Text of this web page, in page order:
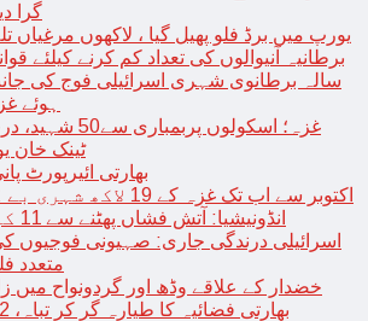
گرا دیا؛ 85
یورپ میں برڈ فلو پھیل گیا ، لاکھوں مرغیاں
برطانیہ آنیوالوں کی تعداد کم کرنے کیلئے
ہوئے
غزہ؛ اسکولوں
ٹینک خان
بھارتی ائیرپورٹ
7 اکتوبر سے اب تک غزہ کے 19 لاکھ شہری بے گھر ہوگئے
انڈونیشیا: آتش فشاں پھٹنے سے 11 کوہ پیما ہلاک
اسرائیلی درندگی جاری: صہیونی فوجیوں
متعدد
خضدار کے علاقے وڈھ اور گردونواح میں
بھارتی فضائیہ کا طیارہ گر کر تباہ، 2پائلٹس ہلاک